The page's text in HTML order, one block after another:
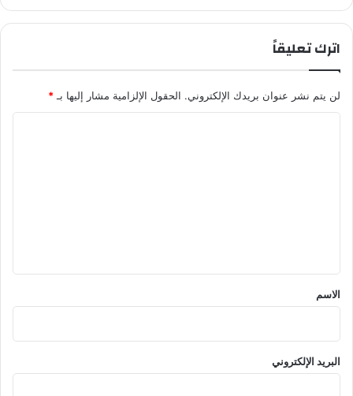
اترك تعليقاً
لن يتم نشر عنوان بريدك الإلكتروني. الحقول الإلزامية مشار إليها بـ*
*
الاسم
البريد الإلكتروني